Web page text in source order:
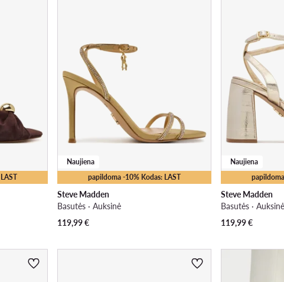
papildoma -10% Kodas: LAST
Naujiena
Steve Madden
Basutės · Auksinė
119,99€
Naujiena
Steve Madden
Basutės · Auksinė
119,99€